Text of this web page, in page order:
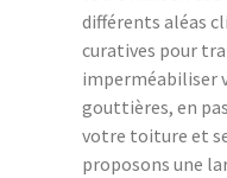
différents aléas
curatives pour
imperméabiliser
gouttières, en
votre toiture et
proposons une